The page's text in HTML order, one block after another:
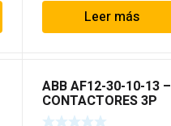
Leer más
ABB AF12-30-10-13 –
CONTACTORES 3P
TIPO AF